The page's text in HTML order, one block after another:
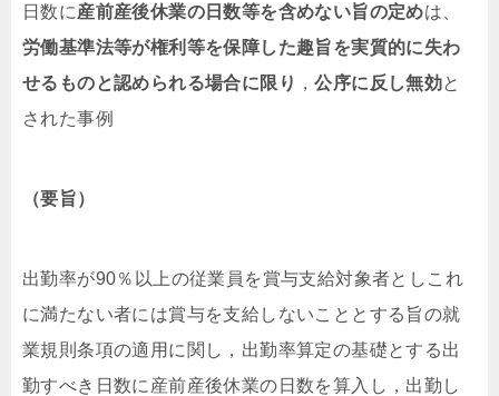
日数に産前産後休業の日数等を含めない旨の定めは、
労働基準法等が権利等を保障した趣旨を実質的に失わ
せるものと認められる場合に限り ，公序に反し無効と
された事例
（要旨）
出勤率が90％以上の従業員を賞与支給対象者としこれ
に満たない者には賞与を支給しないこととする旨の就
業規則条項の適用に関し，出勤率算定の基礎とする出
勤すべき日数に産前産後休業の日数を算入し，出勤し